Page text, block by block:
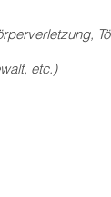
etc.)